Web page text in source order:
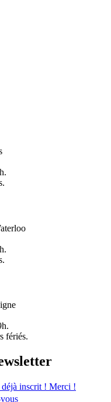
fériés.
déjà inscrit ! Merci !